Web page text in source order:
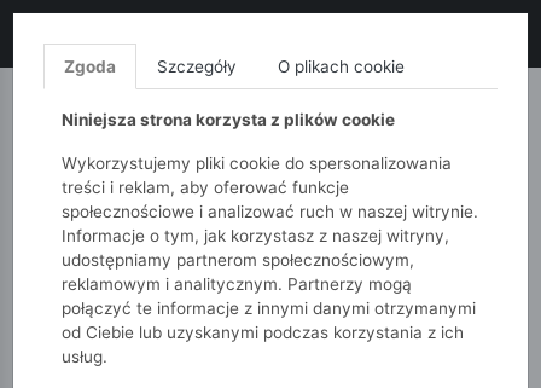
MONNARI QUIOSQUE
51015kids Akcesoria 3-pak skarpet dla chłopca
Zgoda Szczegóły O plikach cookie
Niniejsza strona korzysta z plików cookie
Wykorzystujemy pliki cookie do spersonalizowania
treści i reklam, aby oferować funkcje
społecznościowe i analizować ruch w naszej witrynie.
Informacje o tym, jak korzystasz z naszej witryny,
udostępniamy partnerom społecznościowym,
reklamowym i analitycznym. Partnerzy mogą
połączyć te informacje z innymi danymi otrzymanymi
od Ciebie lub uzyskanymi podczas korzystania z ich
usług.